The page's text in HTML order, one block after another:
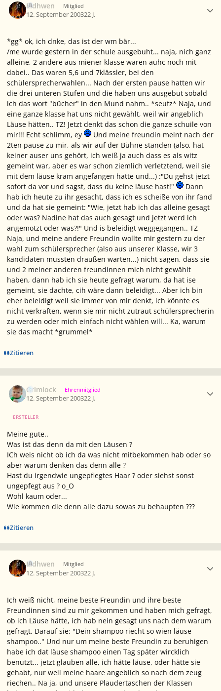
Eldhwen Mitglied
12. September 200322 J.
*gg* ok, ich dnke, das ist der wm bär...
/me wurde gestern in der schule ausgebuht... naja, nich ganz
alleine, 2 andere aus miener klasse waren auhc noch mit
dabei.. Das waren 5,6 und 7klässler, bei den
schülersprecherwahlen... Nach der ersten pause hatten wir
die drei unteren Stufen und die haben uns ausgebut sobald
ich das wort "bücher" in den Mund nahm.. *seufz* Naja, und
eine ganze klasse hat uns nicht gewählt, weil wir angeblich
Läuse hätten.. TZ! Jetzt denkt das schon die ganze schuile von
mir!!! Echt schlimm, ey
Und meine freundin meint nach der
2ten pause zu mir, als wir auf der Bühne standen (also, hat
keiner auser uns gehört, ich weiß ja auch dass es als witz
gemeint war, aber es war schon ziemlich verletztend, weil sie
mit dem läuse kram angefangen hatte und...) :"Du gehst jetzt
sofort da vor und sagst, dass du keine läuse hast!"
Dann
hab ich heute zu ihr gesacht, dass ich es scheiße von ihr fand
und da hat sie gemeint: "Wie, jetzt hab ich das alleine gesagt
oder was? Nadine hat das auch gesagt und jetzt werd ich
angemotzt oder was?!" Und is beleidigt weggegangen.. TZ
Naja, und meine andere Freundin wollte mir gestern zu der
wahl zum schülersprecher (also aus unserer Klasse, wir 3
kandidaten mussten draußen warten...) nicht sagen, dass sie
und 2 meiner anderen freundinnen mich nicht gewählt
haben, dann hab ich sie heute gefragt warum, da hat ise
gemeint, sie dachte, cih wäre dann beleidigt... Aber ich bin
eher beleidigt weil sie immer von mir denkt, ich könnte es
nicht verkraften, wenn sie mir nicht zutraut schülersprecherin
zu werden oder mich einfach nicht wählen will... Ka, warum
sie das macht *grummel*
Zitieren
Grimlock Ehrenmitglied
12. September 200322 J.
ERSTELLER
Meine gute..
Was ist das denn da mit den Läusen ?
ICh weis nicht ob ich da was nicht mitbekommen hab oder so
aber warum denken das denn alle ?
Hast du irgendwie ungepflegtes Haar ? oder siehst sonst
ungepfegt aus ? o_O
Wohl kaum oder...
Wie kommen die denn alle dazu sowas zu behaupten ???
Zitieren
Eldhwen Mitglied
12. September 200322 J.
Ich weiß nicht, meine beste Freundin und ihre beste
Freundinnen sind zu mir gekommen und haben mich gefragt,
ob ich Läuse hätte, ich hab nein gesagt uns nach dem warum
gefragt. Darauf sie: "Dein shampoo riecht so wien läuse
shampoo.." Und nur um meine beste Freundin zu beruhigen
habe ich dat läuse shampoo einen Tag später wircklich
benutzt... jetzt glauben alle, ich hätte läuse, oder hätte sie
gehabt, nur weil meine haare angeblich so nach dem zeug
riechen.. Na ja, und unsere Plaudertaschen der Klassen